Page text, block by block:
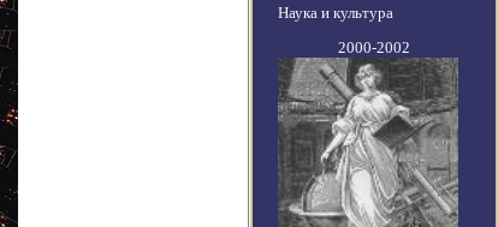
Наука и культура
2000-2002